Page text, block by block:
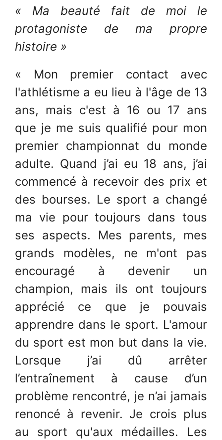
« Ma beauté fait de moi le
protagoniste de ma propre
histoire »
« Mon premier contact avec
l'athlétisme a eu lieu à l'âge de 13
ans, mais c'est à 16 ou 17 ans
que je me suis qualifié pour mon
premier championnat du monde
adulte. Quand j’ai eu 18 ans, j’ai
commencé à recevoir des prix et
des bourses. Le sport a changé
ma vie pour toujours dans tous
ses aspects. Mes parents, mes
grands modèles, ne m'ont pas
encouragé à devenir un
champion, mais ils ont toujours
apprécié ce que je pouvais
apprendre dans le sport. L'amour
du sport est mon but dans la vie.
Lorsque j’ai dû arrêter
l’entraînement à cause d’un
problème rencontré, je n’ai jamais
renoncé à revenir. Je crois plus
au sport qu'aux médailles. Les